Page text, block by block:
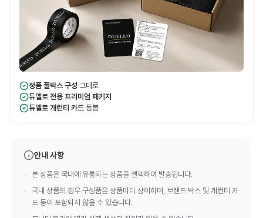
정품 풀박스 구성 그대로
듀엘로 전용 프리미엄 패키지
듀엘로 개런티 카드 동봉
안내 사항
본 상품은 국내에 유통되는 상품을 셀렉하여 발송됩니다.
국내 상품의 경우 구성품은 상품마다 상이하며, 브랜드 박스 및 개런티 카
드 등이 포함되지 않을 수 있습니다.